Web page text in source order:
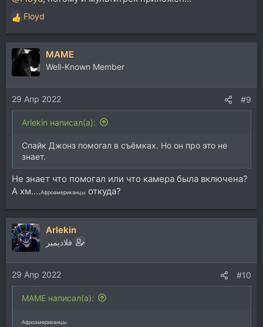
Р
е
а
ц
и
и
:
Floyd
MAME
Well-Known Member
29 Апр 2022 #9
Arlekin написал(а):
Спайк Джонз помогал в съёмках. Но он про это не
знает.
Не знает что помогал или что камера была включена?
А хм....Афроамериканцы откуда?
Arlekin
فلاديمير
29 Апр 2022 #10
MAME написал(а):
Афроамериканцы